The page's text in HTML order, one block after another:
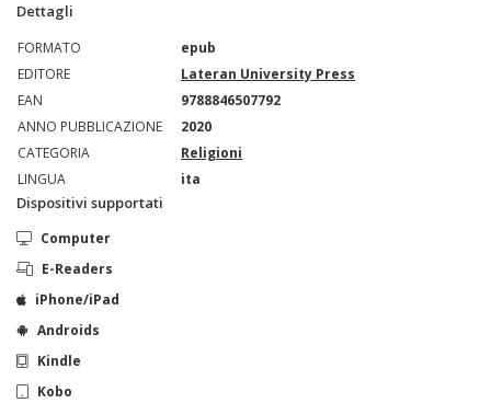
Dettagli
FORMATO
epub
EDITORE
Lateran University Press
EAN
9788846507792
ANNO PUBBLICAZIONE
2020
CATEGORIA
Religioni
LINGUA
ita
Dispositivi supportati
Computer
E-Readers
iPhone/iPad
Androids
Kindle
Kobo